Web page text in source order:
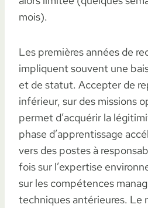
mois).
Les premières années de
impliquent souvent une
et de statut. Accepter de
inférieur, sur des missions
permet d’acquérir la
phase d’apprentissage
vers des postes à
fois sur l’expertise
sur les compétences
techniques antérieures. Le